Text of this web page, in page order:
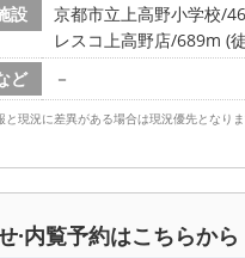
設
京都市立上高野小学校/
レスコ上高野店/689m (
ど
－
と現況に差異がある場合は現況優先となりま
·内覧予約はこちらから